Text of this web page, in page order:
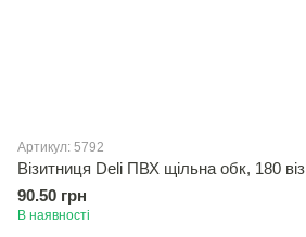
Артикул: 5792
Вiзитниця Deli ПВХ щiльна обк, 180 вiз
90.50 грн
В наявності